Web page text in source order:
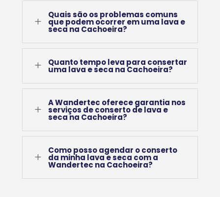
L
Quais são os problemas comuns
que podem ocorrer em uma lava e
seca na Cachoeira?
L Quanto tempo leva para consertar
uma lava e seca na Cachoeira?
L
A Wandertec oferece garantia nos
serviços de conserto de lava e
seca na Cachoeira?
L
Como posso agendar o conserto
da minha lava e seca com a
Wandertec na Cachoeira?